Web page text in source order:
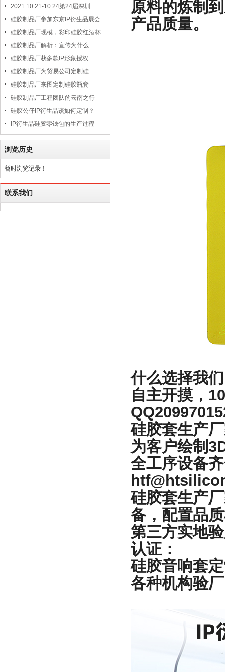
2021.10.21-10.24第24届深圳...
硅胶制品厂参加东京IP衍生品展会
硅胶制品厂现模，彩印硅胶红酒杯
硅胶制品厂解析：宣传为什么...
硅胶制品厂获多款IP形象授权...
硅胶制品厂为贸易公司定制硅...
硅胶制品厂来图定制硅胶瓶套
硅胶制品厂工程团队的云南之行
硅胶公仔IP衍生品该如何定制？
IP衍生品硅胶零钱包的生产过程
浏览历史
暂时浏览记录！
联系我们
原料的炼制
产品质量。
什么选择我
自主开摸，
硅胶套生产
为客户绘制
全工序设备
硅胶套生产
备，配置品
第三方实地
认证：
硅胶音响套
各种机构验